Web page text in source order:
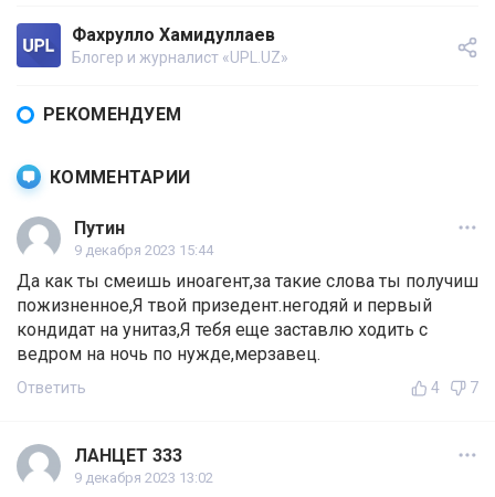
Фахрулло Хамидуллаев
Блогер и журналист «UPL.UZ»
РЕКОМЕНДУЕМ
КОММЕНТАРИИ
Путин
9 декабря 2023 15:44
Да как ты смеишь иноагент,за такие слова ты получиш
пожизненное,Я твой призедент.негодяй и первый
кондидат на унитаз,Я тебя еще заставлю ходить с
ведром на ночь по нужде,мерзавец.
Ответить 4 7
ЛАНЦЕТ 333
9 декабря 2023 13:02